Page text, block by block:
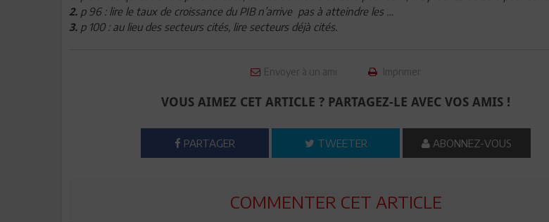
2. p 96 : lire le taux de croissance du PIB n’arrive pas à atteindre les …
3. p 100 : au lieu des secteurs cités, lire secteurs déjà cités.
Envoyer à un ami Imprimer
VOUS AIMEZ CET ARTICLE ? PARTAGEZ-LE AVEC VOS AMIS !
PARTAGER TWEETER ABONNEZ-VOUS
COMMENTER CET ARTICLE